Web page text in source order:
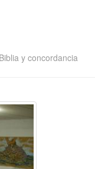
Biblia y concordancia